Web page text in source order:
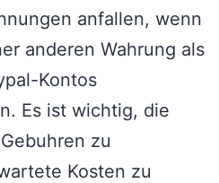
anfallen, wenn
anderen Wahrung als
Kontos
Es ist wichtig, die
zu
Kosten zu